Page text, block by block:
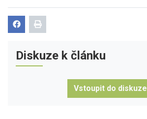
Diskuze k článku
Vstoupit do diskuze